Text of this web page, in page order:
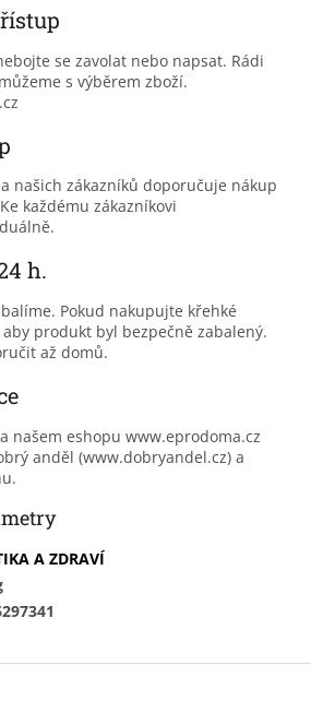
se zavolat nebo napsat. Rádi
s výběrem zboží.
našich zákazníků doporučuje nákup
každému zákazníkovi
h.
Pokud nakupujte křehké
produkt byl bezpečně zabalený.
až domů.
našem eshopu www.eprodoma.cz
anděl (www.dobryandel.cz) a
A ZDRAVÍ